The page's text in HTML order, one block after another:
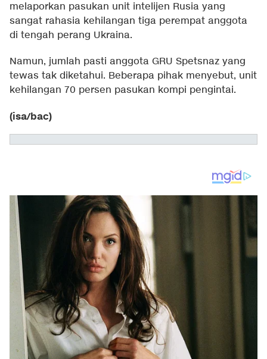
melaporkan pasukan unit intelijen Rusia yang
sangat rahasia kehilangan tiga perempat anggota
di tengah perang Ukraina.
Namun, jumlah pasti anggota GRU Spetsnaz yang
tewas tak diketahui. Beberapa pihak menyebut, unit
kehilangan 70 persen pasukan kompi pengintai.
(isa/bac)